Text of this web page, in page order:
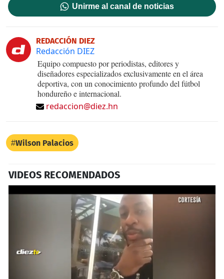
Unirme al canal de noticias
REDACCIÓN DIEZ
Redacción DIEZ
Equipo compuesto por periodistas, editores y
diseñadores especializados exclusivamente en el área
deportiva, con un conocimiento profundo del fútbol
hondureño e internacional.
redaccion@diez.hn
Wilson Palacios
VIDEOS RECOMENDADOS